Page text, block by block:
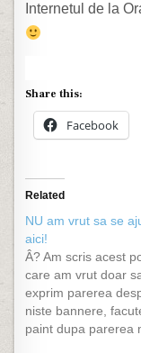
Internetul de la
Share this:
Facebook
Related
NU am vrut sa se
aici!
Â? Am scris acest
care am vrut doar
exprim parerea
niste bannere,
paint dupa parerea